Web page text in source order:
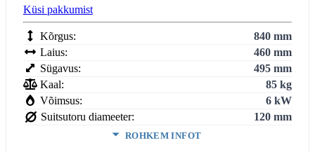
Küsi pakkumist
Kõrgus:
840 mm
Laius:
460 mm
Sügavus:
495 mm
Kaal:
85 kg
Võimsus:
6 kW
Suitsutoru diameeter:
120 mm
ROHKEM INFOT